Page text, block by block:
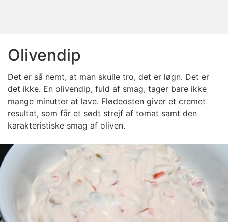
Olivendip
Det er så nemt, at man skulle tro, det er løgn. Det er
det ikke. En olivendip, fuld af smag, tager bare ikke
mange minutter at lave. Flødeosten giver et cremet
resultat, som får et sødt strejf af tomat samt den
karakteristiske smag af oliven.